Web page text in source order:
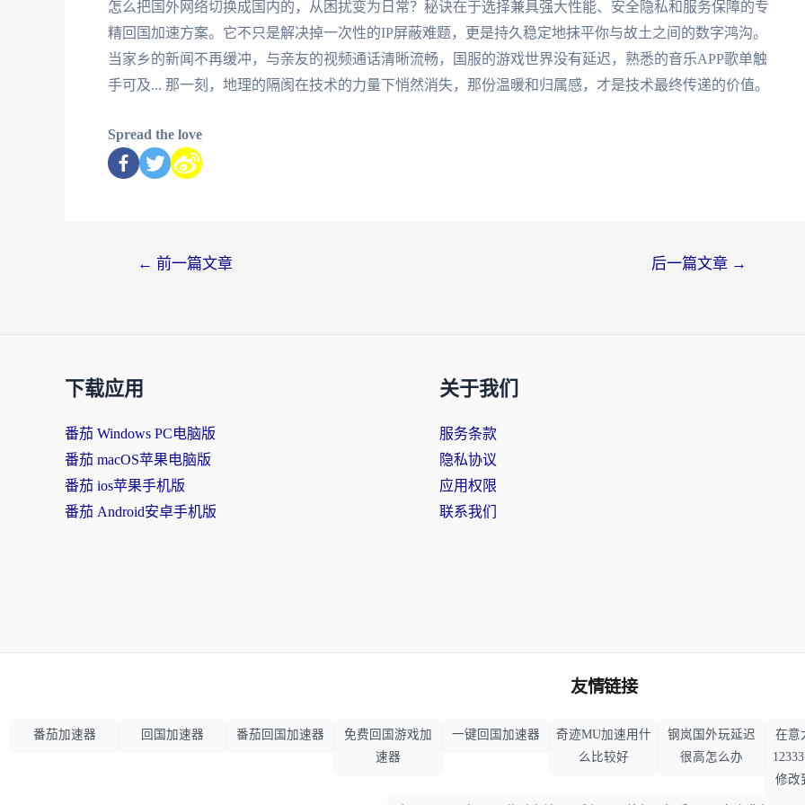
怎么把国外网络切换成国内的，从困扰变为日常？秘诀在于选择兼具强大性能、安全隐私和服务保障的专
精回国加速方案。它不只是解决掉一次性的IP屏蔽难题，更是持久稳定地抹平你与故土之间的数字鸿沟。
当家乡的新闻不再缓冲，与亲友的视频通话清晰流畅，国服的游戏世界没有延迟，熟悉的音乐APP歌单触
手可及... 那一刻，地理的隔阂在技术的力量下悄然消失，那份温暖和归属感，才是技术最终传递的价值。
Spread the love
← 前一篇文章 后一篇文章 →
下载应用
番茄 Windows PC电脑版
番茄 macOS苹果电脑版
番茄 ios苹果手机版
番茄 Android安卓手机版
关于我们
服务条款
隐私协议
应用权限
联系我们
友情链接
番茄加速器 回国加速器 番茄回国加速器
免费回国游戏加
速器
一键回国加速器
奇迹MU加速用什
么比较好
钢岚国外玩延迟
很高怎么办
在意
修改